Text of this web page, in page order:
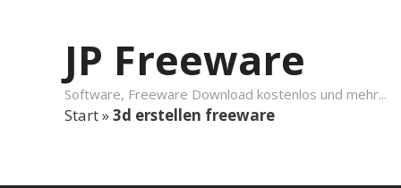
JP Freeware
Software, Freeware Download kostenlos und mehr...
Start»3d erstellen freeware